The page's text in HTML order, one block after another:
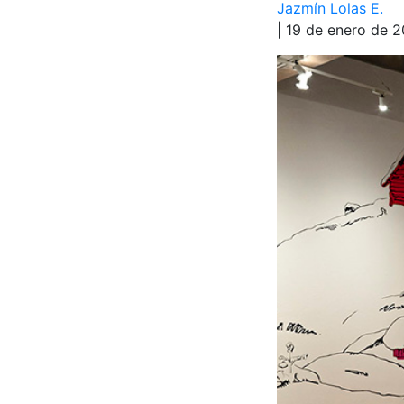
Jazmín Lolas E.
| 19 de enero de